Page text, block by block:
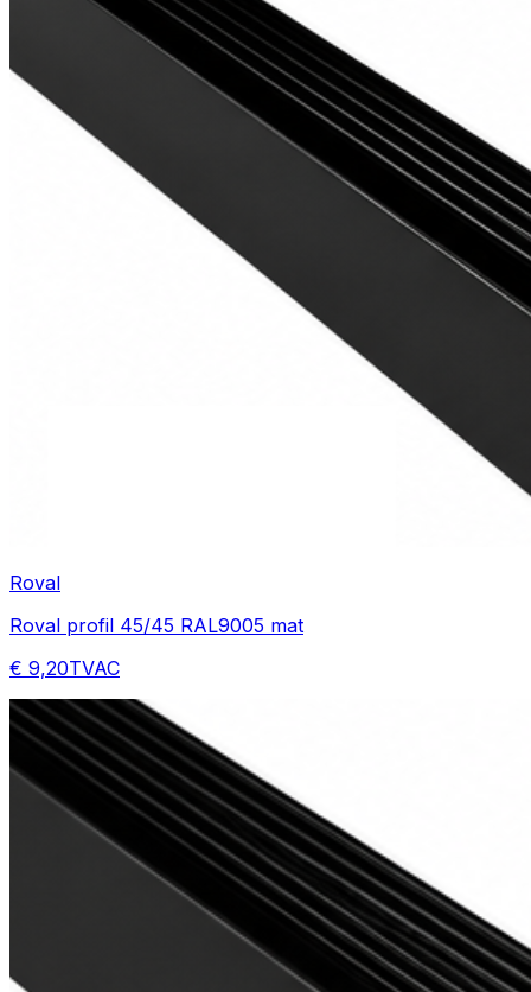
Roval
Roval profil 45/45 RAL9005 mat
€ 9,20TVAC